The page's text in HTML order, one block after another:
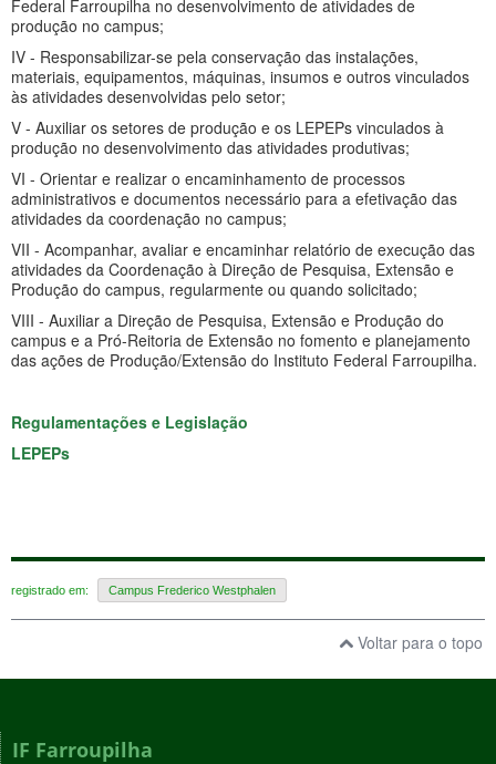
Federal Farroupilha no desenvolvimento de atividades de
produção no campus;
IV - Responsabilizar-se pela conservação das instalações,
materiais, equipamentos, máquinas, insumos e outros vinculados
às atividades desenvolvidas pelo setor;
V - Auxiliar os setores de produção e os LEPEPs vinculados à
produção no desenvolvimento das atividades produtivas;
VI - Orientar e realizar o encaminhamento de processos
administrativos e documentos necessário para a efetivação das
atividades da coordenação no campus;
VII - Acompanhar, avaliar e encaminhar relatório de execução das
atividades da Coordenação à Direção de Pesquisa, Extensão e
Produção do campus, regularmente ou quando solicitado;
VIII - Auxiliar a Direção de Pesquisa, Extensão e Produção do
campus e a Pró-Reitoria de Extensão no fomento e planejamento
das ações de Produção/Extensão do Instituto Federal Farroupilha.
Regulamentações e Legislação
LEPEPs
registrado em: Campus Frederico Westphalen
Voltar para o topo
IF Farroupilha